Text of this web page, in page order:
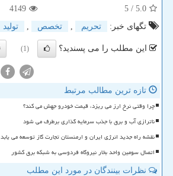
5.0
/ 5
4149
تگهای خبر:
تحریم , تخصص , تولید
این مطلب را می پسندید؟ (1)
تازه ترین مطالب مرتبط
چرا وقتی نرخ ارز می ریزد، قیمت خودرو جهش می کند؟
ناترازی آب و برق با جذب سرمایه گذاری برطرف می شود
نقشه راه جدید انرژی ایران و ارمنستان تجارت گاز توسعه می یابد
اتصال سومین واحد بخار نیروگاه فردوسی به شبکه برق کشور
نظرات بینندگان در مورد این مطلب